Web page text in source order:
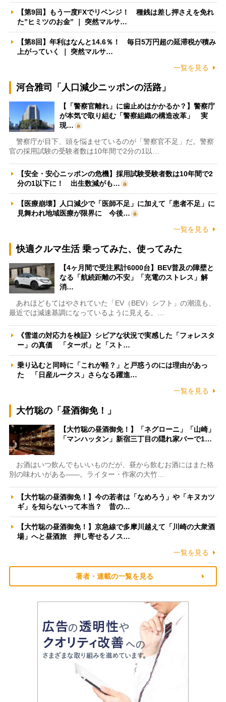
【第9回】もう一度FXでリベンジ！ 種銭は差し押さえを免れ
た”ヒミツのお金” ｜ 突然マルサ…
【第8回】年利はなんと14.6％！ 毎日5万円超の延滞税が積み
上がっていく ｜ 突然マルサ…
一覧を見る
河合雅司「人口減少ニッポンの活路」
【「警察官離れ」に歯止めはかかるか？】警察庁
が本気で取り組む「警察組織の構造改革」 実
現…
警察庁が目下、頭を悩ませているのが「警察官不足」だ。警察
官の採用試験の受験者数は10年間で2分の1以…
【安全・安心ニッポンの危機】採用試験受験者数は10年間で2
分の1以下に！ 出生数減がも…
【医療崩壊】人口減少で「医師不足」に加えて「患者不足」に
見舞われ地域医療が限界に 今後…
一覧を見る
快適クルマ生活 乗ってみた、使ってみた
【4ヶ月間で受注累計6000台】BEV普及の障壁と
なる「航続距離の不安」「充電のストレス」解
消…
あれほどもてはやされていた「EV（BEV）シフト」の潮流も、
最近では減速基調になっているように見える。…
《雪道の対応力を検証》シビアな状況で実感した「フォレスタ
ー」の真価 「ターボ」と「スト…
乗り込むと同時に「これが軽？」と戸惑うのには理由があっ
た 「日産ルークス」さらなる躍進…
一覧を見る
大竹聡の「昼酒御免！」
【大竹聡の昼酒御免！】「ネグローニ」「山崎」
「マンハッタン」新宿三丁目の隠れ家バーで1…
お酒はいつ飲んでもいいものだが、昼から飲むお酒にはまた格
別の味わいがある――。ライター・作家の大竹…
【大竹聡の昼酒御免！】今の若者は「なめろう」や「キヌカツ
ギ」を知らないって本当？ 昔の…
【大竹聡の昼酒御免！】京急線で多摩川越えて「川崎の大衆酒
場」へと昼酒旅 押し寄せるノス…
一覧を見る
著者・連載の一覧を見る